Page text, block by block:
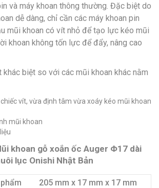
và máy khoan thông thường. Đặc biệt do
dễ dàng, chỉ cần các máy khoan pin
mũi khoan có vít nhỏ để tạo lực kéo mũi
khoan không tốn lực để đẩy, nâng cao
biệt so với các mũi khoan khác nằm
vít, vừa định tâm vừa xoáy kéo mũi khoan
mũi khoan
khoan gỗ xoắn ốc Auger Φ17 dài
lục Onishi Nhật Bản
205 mm x 17 mm x 17 mm